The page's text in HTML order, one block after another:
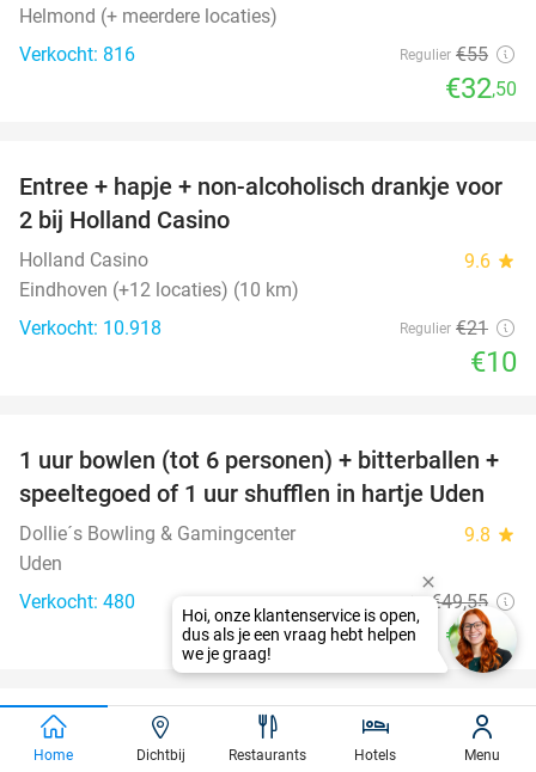
Helmond (+ meerdere locaties)
Verkocht: 816
Regulier €55
€32,50
52%
Entree + hapje + non-alcoholisch drankje voor
2 bij Holland Casino
Holland Casino 9.6 star
Eindhoven (+12 locaties) (10 km)
Verkocht: 10.918
Regulier €21
€10
55%
1 uur bowlen (tot 6 personen) + bitterballen +
speeltegoed of 1 uur shufflen in hartje Uden
Dollie´s Bowling & Gamingcenter 9.8 star
Uden
Verkocht: 480
Regulier €49,55
€22,50
55%
favorite_border
Ontspanningsmassage (30 of 60 min)
Home Dichtbij Restaurants Hotels Menu